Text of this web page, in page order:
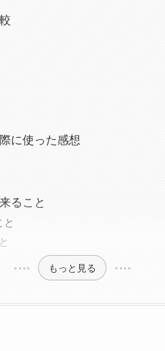
に使った感想
ること
もっと見る